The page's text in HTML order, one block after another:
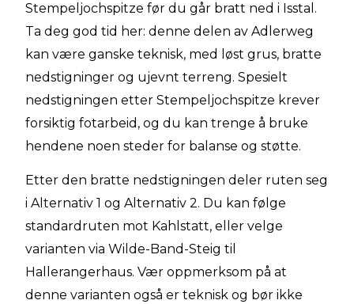
Stempeljochspitze før du går bratt ned i Isstal.
Ta deg god tid her: denne delen av Adlerweg
kan være ganske teknisk, med løst grus, bratte
nedstigninger og ujevnt terreng. Spesielt
nedstigningen etter Stempeljochspitze krever
forsiktig fotarbeid, og du kan trenge å bruke
hendene noen steder for balanse og støtte.
Etter den bratte nedstigningen deler ruten seg
i Alternativ 1 og Alternativ 2. Du kan følge
standardruten mot Kahlstatt, eller velge
varianten via Wilde-Band-Steig til
Hallerangerhaus. Vær oppmerksom på at
denne varianten også er teknisk og bør ikke